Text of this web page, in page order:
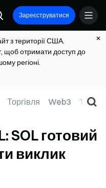
Зареєструватися
з території США.
щоб отримати доступ до
регіоні.
Торгівля Web3 TradFi
SOL готовий
виклик